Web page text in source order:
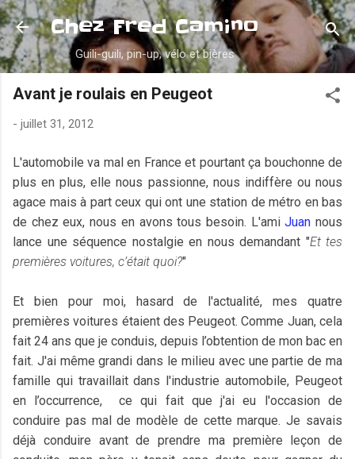
Accéder au contenu principal
Chez Fred Camino
Guili-guili, pin-up, vélo et bières
Avant je roulais en Peugeot
- juillet 31, 2012
L'automobile va mal en France et pourtant ça bouchonne de
plus en plus, elle nous passionne, nous indiffère ou nous
agace mais à part ceux qui ont une station de métro en bas
de chez eux, nous en avons tous besoin. L'amiJuan nous
lance une séquence nostalgie en nous demandant "Et tes
premières voitures, c’était quoi?"
Et bien pour moi, hasard de l'actualité, mes quatre
premières voitures étaient des Peugeot. Comme Juan, cela
fait 24 ans que je conduis, depuis l’obtention de mon bac en
fait. J'ai même grandi dans le milieu avec une partie de ma
famille qui travaillait dans l'industrie automobile, Peugeot
en l’occurrence, ce qui fait que j'ai eu l'occasion de
conduire pas mal de modèle de cette marque. Je savais
déjà conduire avant de prendre ma première leçon de